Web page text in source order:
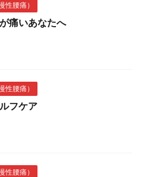
性腰痛）
痛いあなたへ
性腰痛）
フケア
性腰痛）